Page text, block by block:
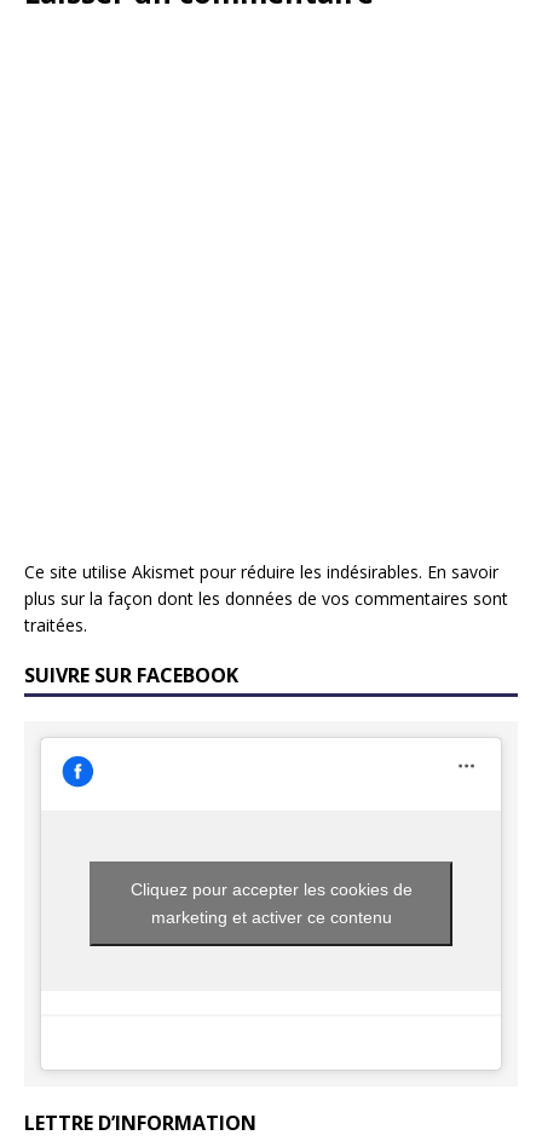
Ce site utilise Akismet pour réduire les indésirables. En savoir
plus sur la façon dont les données de vos commentaires sont
traitées.
SUIVRE SUR FACEBOOK
Cliquez pour accepter les cookies de
marketing et activer ce contenu
LETTRE D’INFORMATION